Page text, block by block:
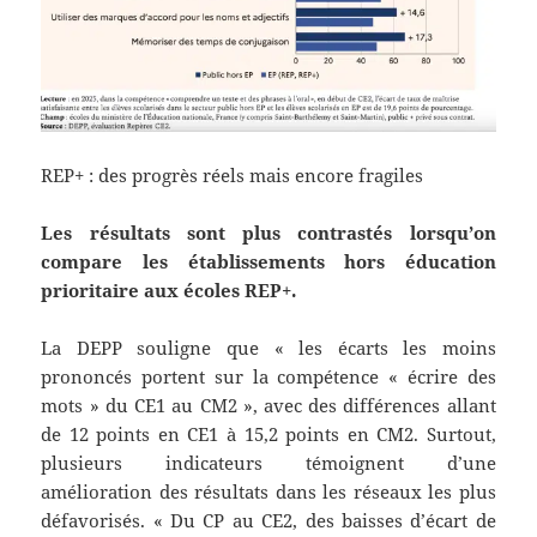
REP+ : des progrès réels mais encore fragiles
Les résultats sont plus contrastés lorsqu’on
compare les établissements hors éducation
prioritaire aux écoles REP+.
La DEPP souligne que « les écarts les moins
prononcés portent sur la compétence « écrire des
mots » du CE1 au CM2 », avec des différences allant
de 12 points en CE1 à 15,2 points en CM2. Surtout,
plusieurs indicateurs témoignent d’une
amélioration des résultats dans les réseaux les plus
défavorisés. « Du CP au CE2, des baisses d’écart de